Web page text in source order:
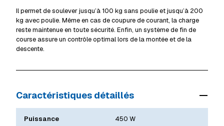
Il permet de soulever jusqu’à 100 kg sans poulie et jusqu’à 200
kg avec poulie. Même en cas de coupure de courant, la charge
reste maintenue en toute sécurité. Enfin, un système de fin de
course assure un contrôle optimal lors de la montée et de la
descente.
Caractéristiques détaillés
Puissance 450 W